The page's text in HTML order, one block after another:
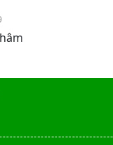
về việc In bìa hồ sơ
về việc cung cấp
buộc năm 2026"